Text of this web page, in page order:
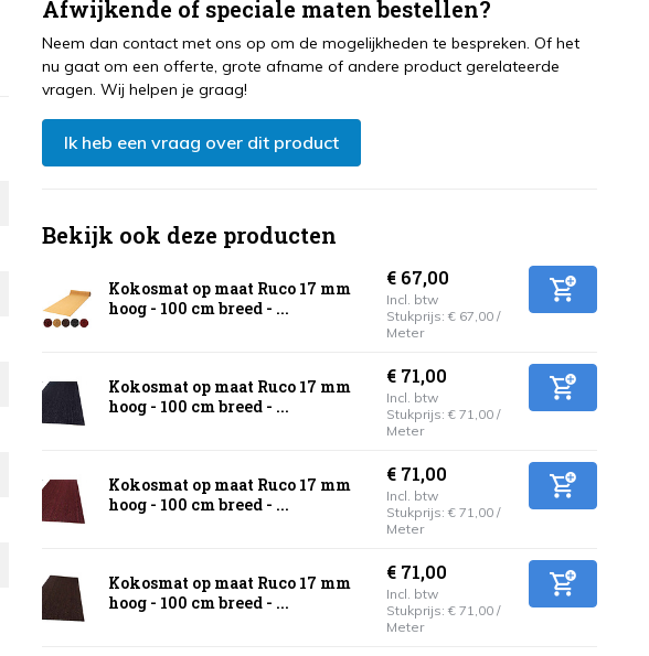
Afwijkende of speciale maten bestellen?
Neem dan contact met ons op om de mogelijkheden te bespreken. Of het
nu gaat om een offerte, grote afname of andere product gerelateerde
vragen. Wij helpen je graag!
Ik heb een vraag over dit product
Bekijk ook deze producten
Kokosmat op maat Ruco 17 mm
hoog - 100 cm breed - ...
€ 67,00
Incl. btw
Stukprijs: € 67,00/
Meter
Kokosmat op maat Ruco 17 mm
hoog - 100 cm breed - ...
€ 71,00
Incl. btw
Stukprijs: € 71,00/
Meter
Kokosmat op maat Ruco 17 mm
hoog - 100 cm breed - ...
€ 71,00
Incl. btw
Stukprijs: € 71,00/
Meter
Kokosmat op maat Ruco 17 mm
hoog - 100 cm breed - ...
€ 71,00
Incl. btw
Stukprijs: € 71,00/
Meter